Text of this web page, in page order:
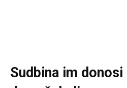
Sudbina im